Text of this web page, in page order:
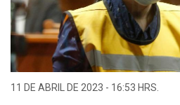
11 DE ABRIL DE 2023 - 16:53 HRS.